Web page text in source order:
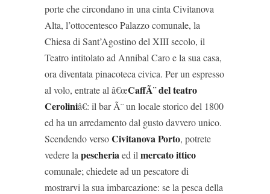
porte che circondano in una cinta Civitanova
Alta, l’ottocentesco Palazzo comunale, la
Chiesa di Sant’Agostino del XIII secolo, il
Teatro intitolato ad Annibal Caro e la sua casa,
ora diventata pinacoteca civica. Per un espresso
al volo, entrate al â€œCaffÃ¨ del teatro
Ceroliniâ€: il bar Ã¨ un locale storico del 1800
ed ha un arredamento dal gusto davvero unico.
Scendendo versoCivitanova Porto, potrete
vedere la pescheriaed il mercato ittico
comunale; chiedete ad un pescatore di
mostrarvi la sua imbarcazione: se la pesca della